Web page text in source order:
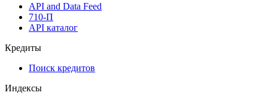
API and Data Feed
710-П
API каталог
Кредиты
Поиск кредитов
Индексы